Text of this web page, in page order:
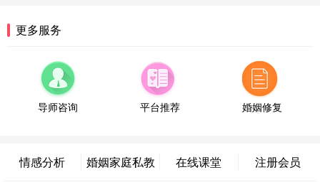
上海-黄浦 135****7601
24分钟前
微信用户 墨笙 通过此页面咨询，已获得专属情感方
广东-佛山 139****6034
16分钟前
更多服务
导师咨询 平台推荐 婚姻修复
情感分析 婚姻家庭私教 在线课堂 注册会员